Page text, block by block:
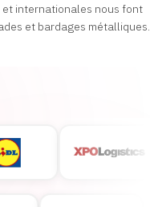
internationales nous font
et bardages métalliques.